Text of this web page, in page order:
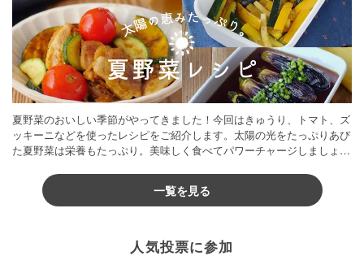
夏野菜のおいしい季節がやってきました！今回はきゅうり、トマト、ズ
ッキーニなどを使ったレシピをご紹介します。太陽の光をたっぷりあび
た夏野菜は栄養もたっぷり。美味しく食べてパワーチャージしましょう
一覧を見る
人気投票に参加